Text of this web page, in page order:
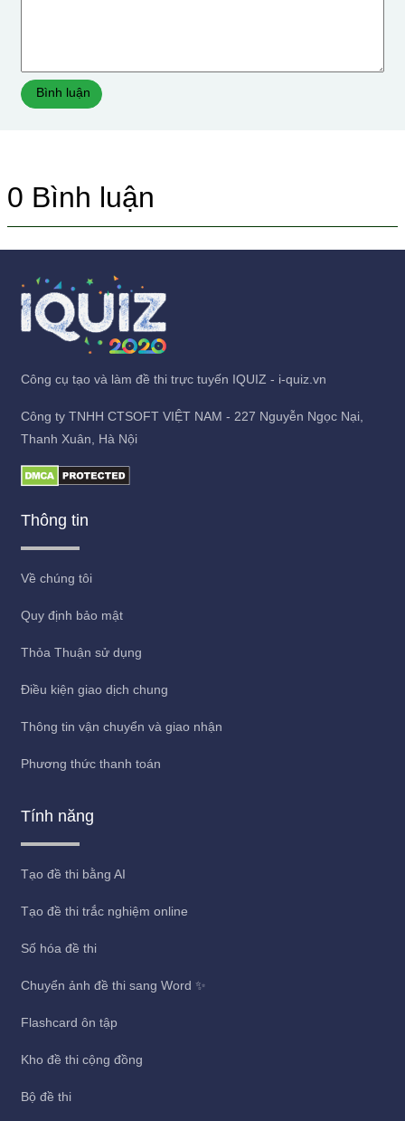
Bình luận
0 Bình luận
Công cụ tạo và làm đề thi trực tuyến IQUIZ - i-quiz.vn
Công ty TNHH CTSOFT VIỆT NAM - 227 Nguyễn Ngọc Nại,
Thanh Xuân, Hà Nội
Thông tin
Về chúng tôi
Quy định bảo mật
Thỏa Thuận sử dụng
Điều kiện giao dịch chung
Thông tin vận chuyển và giao nhận
Phương thức thanh toán
Tính năng
Tạo đề thi bằng AI
Tạo đề thi trắc nghiệm online
Số hóa đề thi
Chuyển ảnh đề thi sang Word ✨
Flashcard ôn tập
Kho đề thi cộng đồng
Bộ đề thi